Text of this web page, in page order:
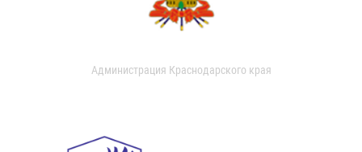
Администрация Краснодарского края